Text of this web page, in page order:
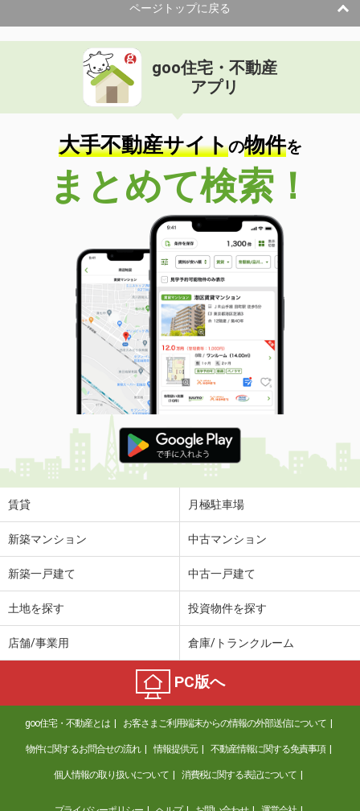
間取り
2DK
新潟県妙高市高柳１
価 格
住 所
新潟県妙高市高柳１
専有面積 51.26m²
間取り
2LDK
新潟県糸魚川市南寺町２
価 格
7.25万円
新潟県糸魚川市南寺町２
46.29m²
間取り
1LDK
新潟県新潟市中央区鳥屋野
価 格
5.65万円
住 所
新潟県新潟市中央区鳥屋野
専有面積 44.22m²
間取り
1LDK
新潟県上越市石橋１
価 格
5.70万円
住 所
新潟県上越市石橋１
専有面積
新潟県糸魚川市南寺町２
7.35万円
新潟県糸魚川市南寺町２
7.25万円
住 所
新潟県糸魚川市南寺町２
専有面積 46.29m²
間取り
1LDK
新潟県糸魚川市南寺町２
ページトップに戻る
goo住宅・不動産
アプリ
大手不動産サイトの物件を
まとめて検索！
賃貸 月極駐車場
新築マンション 中古マンション
新築一戸建て 中古一戸建て
土地を探す 投資物件を探す
店舗/事業用 倉庫/トランクルーム
PC版へ
goo住宅・不動産とは お客さまご利用端末からの情報の外部送信について
物件に関するお問合せの流れ 情報提供元 不動産情報に関する免責事項
個人情報の取り扱いについて 消費税に関する表記について